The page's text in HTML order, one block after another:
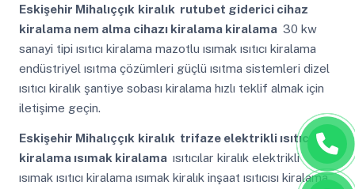
Eskişehir Mihalıççık kiralık rutubet giderici cihaz
kiralama nem alma cihazı kiralama kiralama 30 kw
sanayi tipi ısıtıcı kiralama mazotlu ısımak ısıtıcı kiralama
endüstriyel ısıtma çözümleri güçlü ısıtma sistemleri dizel
ısıtıcı kiralık şantiye sobası kiralama hızlı teklif almak için
iletişime geçin.
Eskişehir Mihalıççık kiralık trifaze elektrikli ısıtıcı
kiralama ısımak kiralama ısıtıcılar kiralık elektrikli
ısımak ısıtıcı kiralama ısımak kiralık inşaat ısıtıcısı kiralama